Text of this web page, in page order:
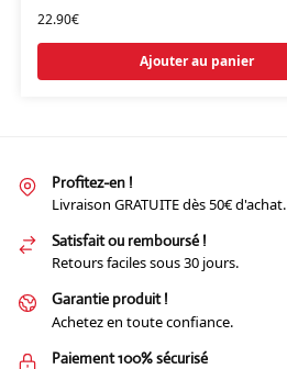
22.90€
Ajouter au panier
Profitez-en !
Livraison GRATUITE dès 50€ d'achat.
Satisfait ou remboursé !
Retours faciles sous 30 jours.
Garantie produit !
Achetez en toute confiance.
Paiement 100% sécurisé